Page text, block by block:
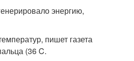
энергию,
пишет газета
(36 C.